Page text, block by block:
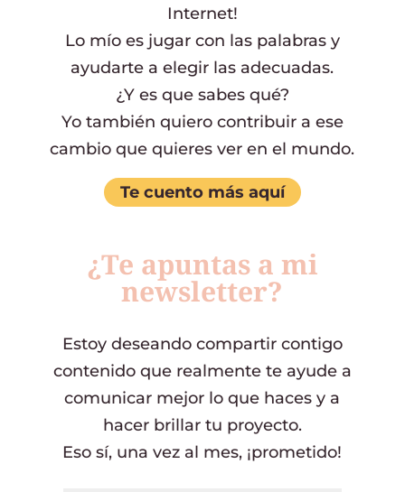
Internet!
Lo mío es jugar con las palabras y
ayudarte a elegir las adecuadas.
¿Y es que sabes qué?
Yo también quiero contribuir a ese
cambio que quieres ver en el mundo.
Te cuento más aquí
¿Te apuntas a mi
newsletter?
Estoy deseando compartir contigo
contenido que realmente te ayude a
comunicar mejor lo que haces y a
hacer brillar tu proyecto.
Eso sí, una vez al mes, ¡prometido!